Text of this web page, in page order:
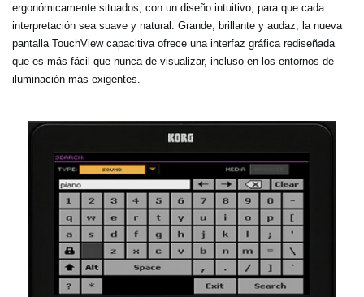
ergonómicamente situados, con un diseño intuitivo, para que cada
interpretación sea suave y natural. Grande, brillante y audaz, la nueva
pantalla TouchView capacitiva ofrece una interfaz gráfica rediseñada
que es más fácil que nunca de visualizar, incluso en los entornos de
iluminación más exigentes.